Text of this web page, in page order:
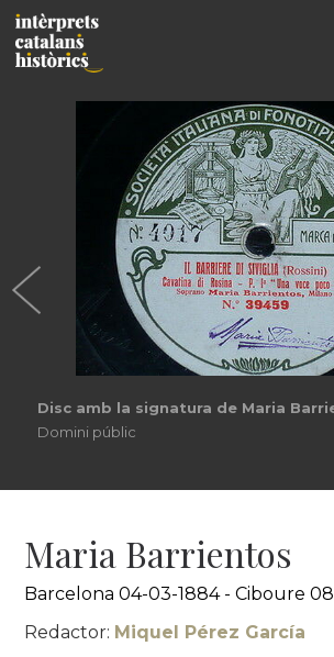
Maria Barrientos
Barcelona 04-03-1884 - Ciboure
Redactor: Miquel Pérez García